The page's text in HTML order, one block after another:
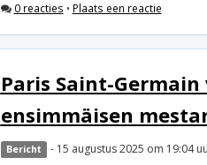
0 reacties • Plaats een reactie
Paris Saint-
ensimmäisen
Bericht - 15 augustus 2025 om 19:04